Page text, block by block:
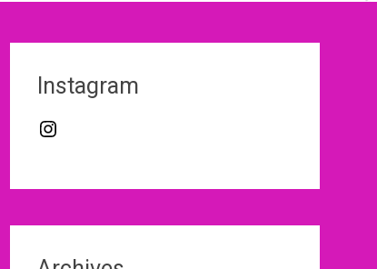
Instagram
Instagram